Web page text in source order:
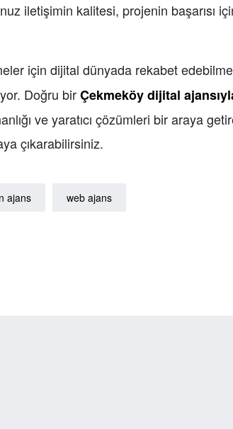
iletişimin kalitesi, projenin başarısı
için dijital dünyada rekabet
Doğru birÇekmeköy dijital
ve yaratıcı çözümleri bir araya
çıkarabilirsiniz.
ajans web ajans